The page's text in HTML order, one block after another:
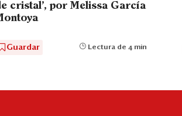
cristal’, por Melissa García
Guardar Lectura de 4 min